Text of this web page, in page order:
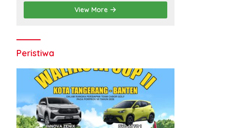
View More
Peristiwa